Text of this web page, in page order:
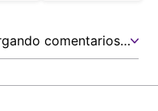
comentarios…